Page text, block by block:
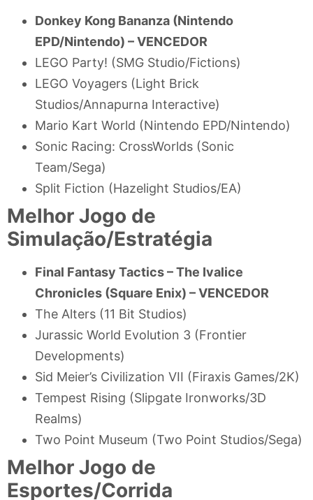
Donkey Kong Bananza (Nintendo
EPD/Nintendo) –VENCEDOR
LEGO Party! (SMG Studio/Fictions)
LEGO Voyagers (Light Brick
Studios/Annapurna Interactive)
Mario Kart World (Nintendo EPD/Nintendo)
Sonic Racing: CrossWorlds (Sonic
Team/Sega)
Split Fiction (Hazelight Studios/EA)
Melhor Jogo de
Simulação/Estratégia
Final Fantasy Tactics – The Ivalice
Chronicles (Square Enix) –VENCEDOR
The Alters (11 Bit Studios)
Jurassic World Evolution 3 (Frontier
Developments)
Sid Meier’s Civilization VII (Firaxis Games/2K)
Tempest Rising (Slipgate Ironworks/3D
Realms)
Two Point Museum (Two Point Studios/Sega)
Melhor Jogo de
Esportes/Corrida